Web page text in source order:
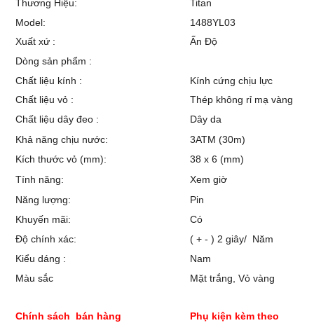
Thương Hiệu:
Titan
Model:
1488YL03
Xuất xứ :
Ấn Độ
Dòng sản phẩm :
Chất liệu kính :
Kính cứng chịu lực
Chất liệu vỏ :
Thép không rỉ mạ vàng
Chất liệu dây đeo :
Dây da
Khả năng chịu nước:
3ATM (30m)
Kích thước vỏ (mm):
38 x 6 (mm)
Tính năng:
Xem giờ
Năng lượng:
Pin
Khuyến mãi:
Có
Độ chính xác:
( + - ) 2 giây/ Năm
Kiểu dáng :
Nam
Màu sắc
Mặt trắng, Vỏ vàng
Chính sách bán hàng
Phụ kiện kèm theo